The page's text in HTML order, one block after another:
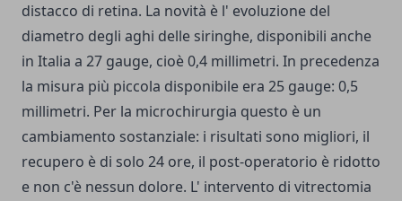
distacco di retina. La novità è l' evoluzione del
diametro degli aghi delle siringhe, disponibili anche
in Italia a 27 gauge, cioè 0,4 millimetri. In precedenza
la misura più piccola disponibile era 25 gauge: 0,5
millimetri. Per la microchirurgia questo è un
cambiamento sostanziale: i risultati sono migliori, il
recupero è di solo 24 ore, il post-operatorio è ridotto
e non c'è nessun dolore. L' intervento di vitrectomia